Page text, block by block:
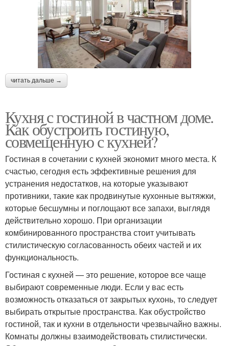
читать дальше →
Кухня с гостиной в частном доме.
Как обустроить гостиную,
совмещенную с кухней?
Гостиная в сочетании с кухней экономит много места. К
счастью, сегодня есть эффективные решения для
устранения недостатков, на которые указывают
противники, такие как продвинутые кухонные вытяжки,
которые бесшумны и поглощают все запахи, выглядя
действительно хорошо. При организации
комбинированного пространства стоит учитывать
стилистическую согласованность обеих частей и их
функциональность.
Гостиная с кухней — это решение, которое все чаще
выбирают современные люди. Если у вас есть
возможность отказаться от закрытых кухонь, то следует
выбирать открытые пространства. Как обустройство
гостиной, так и кухни в отдельности чрезвычайно важны.
Комнаты должны взаимодействовать стилистически.